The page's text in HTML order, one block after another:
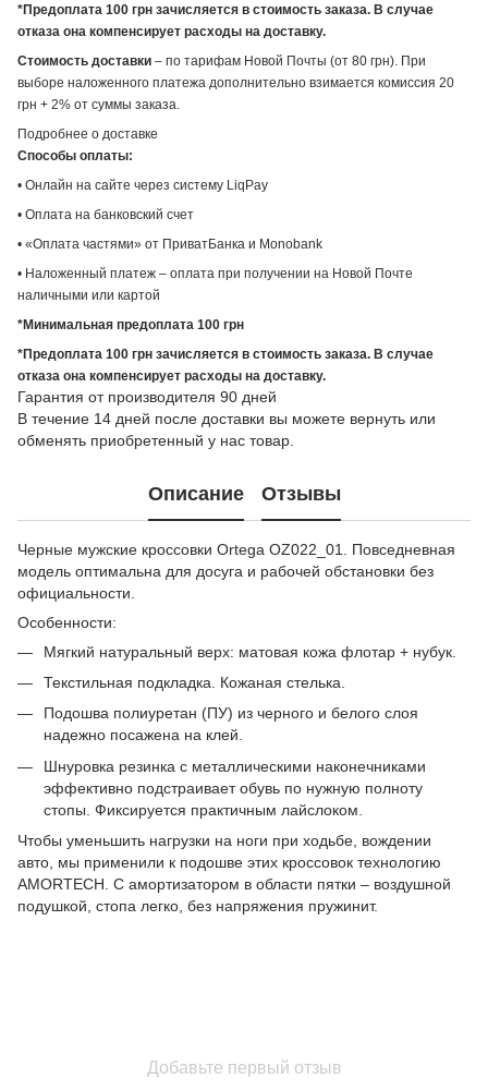
*Предоплата 100 грн зачисляется в стоимость заказа. В случае
отказа она компенсирует расходы на доставку.
Стоимость доставки – по тарифам Новой Почты (от 80 грн). При
выборе наложенного платежа дополнительно взимается комиссия 20
грн + 2% от суммы заказа.
Подробнее о доставке
Способы оплаты:
• Онлайн на сайте через систему LiqPay
• Оплата на банковский счет
• «Оплата частями» от ПриватБанка и Monobank
• Наложенный платеж – оплата при получении на Новой Почте
наличными или картой
*Минимальная предоплата 100 грн
*Предоплата 100 грн зачисляется в стоимость заказа. В случае
отказа она компенсирует расходы на доставку.
Гарантия от производителя 90 дней
В течение 14 дней после доставки вы можете вернуть или
обменять приобретенный у нас товар.
Описание Отзывы
Черные мужские кроссовки Ortega OZ022_01. Повседневная
модель оптимальна для досуга и рабочей обстановки без
официальности.
Особенности:
Мягкий натуральный верх: матовая кожа флотар + нубук.
Текстильная подкладка. Кожаная стелька.
Подошва полиуретан (ПУ) из черного и белого слоя
надежно посажена на клей.
Шнуровка резинка с металлическими наконечниками
эффективно подстраивает обувь по нужную полноту
стопы. Фиксируется практичным лайслоком.
Чтобы уменьшить нагрузки на ноги при ходьбе, вождении
авто, мы применили к подошве этих кроссовок технологию
AMORTECH. С амортизатором в области пятки – воздушной
подушкой, стопа легко, без напряжения пружинит.
Добавьте первый отзыв